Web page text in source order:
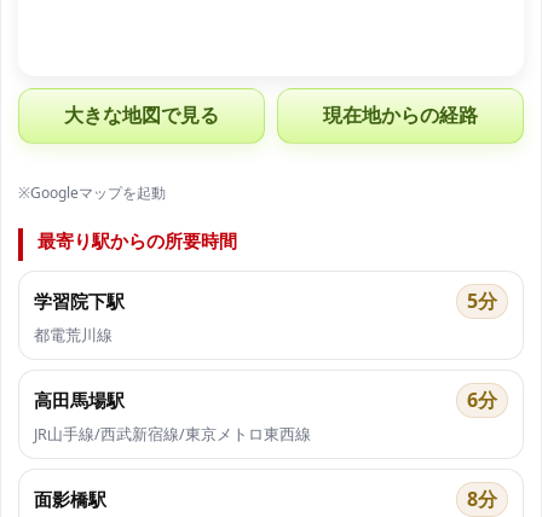
大きな地図で見る 現在地からの経路
※Googleマップを起動
最寄り駅からの所要時間
学習院下駅 5分
都電荒川線
高田馬場駅 6分
JR山手線/西武新宿線/東京メトロ東西線
面影橋駅 8分